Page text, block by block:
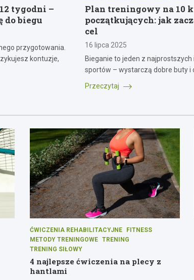
tygodni –
do biegu
przygotowania.
kontuzje,
Plan treningowy na 10
początkujących: jak
cel
16 lipca 2025
Bieganie to jeden z
sportów – wystarczą dobre buty i
Przeczytaj
ĆWICZENIA REHABILITACYJNE
FITNESS
METODY TRENINGOWE
TRENING
TRENING SIŁOWY
4 najlepsze ćwiczenia na plecy z
hantlami